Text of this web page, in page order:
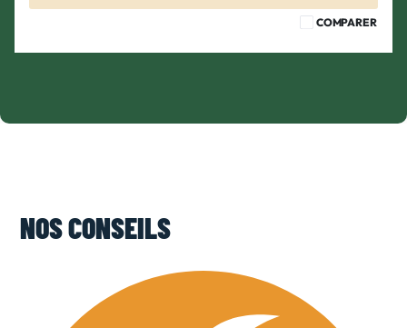
COMPARER
NOS CONSEILS